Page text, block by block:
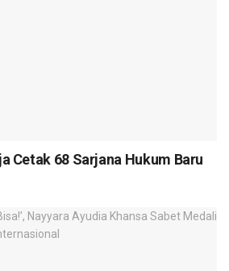
Cetak 68 Sarjana Hukum Baru